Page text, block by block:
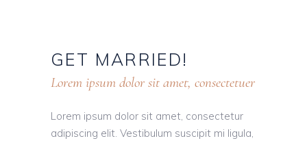
GET MARRIED!
Lorem ipsum dolor sit amet, consectetuer
Lorem ipsum dolor sit amet, consectetur
adipiscing elit. Vestibulum suscipit mi ligula,